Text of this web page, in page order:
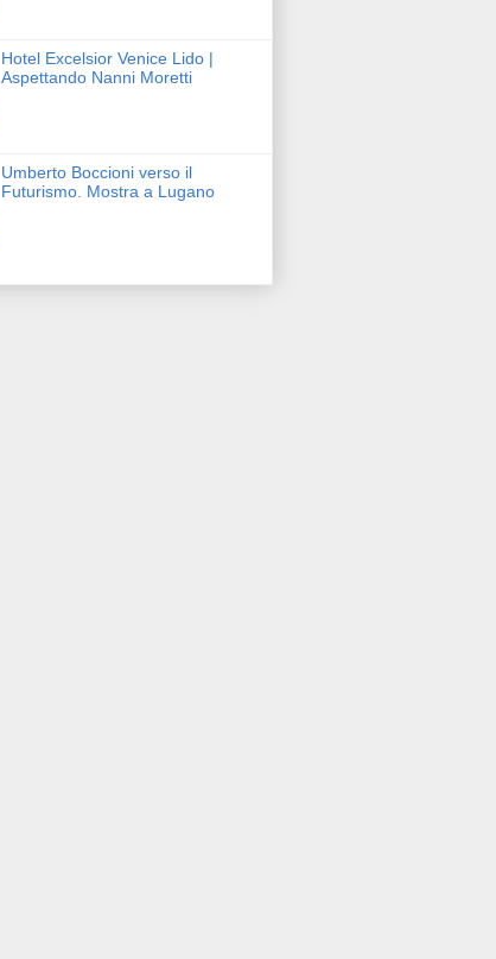
Hotel Excelsior Venice Lido |
Aspettando Nanni Moretti
Umberto Boccioni verso il
Futurismo. Mostra a Lugano